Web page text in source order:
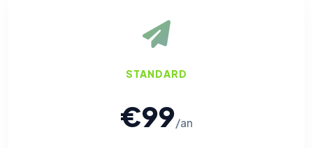
STANDARD
€99/an